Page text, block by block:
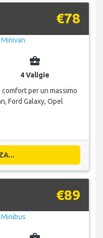
€78
business_center
4 Valigie
per un massimo
Ford Galaxy, Opel
€89